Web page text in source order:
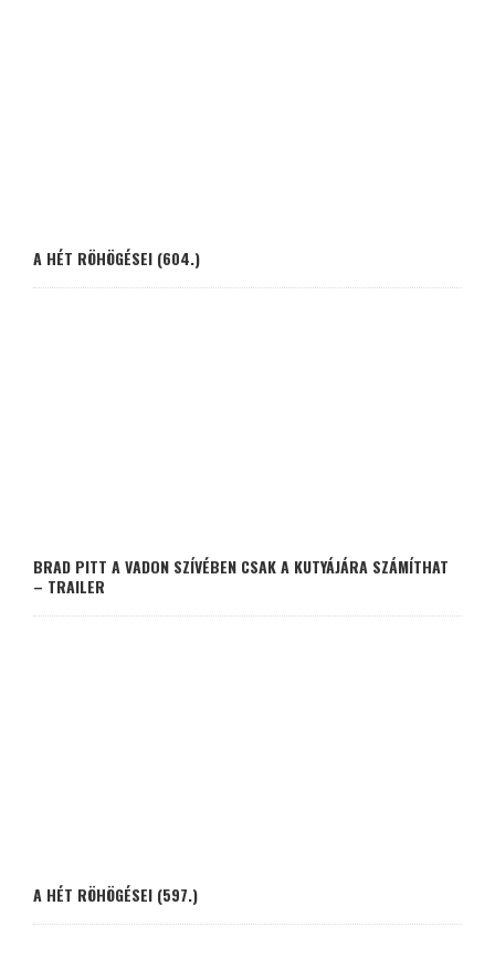
A HÉT RÖHÖGÉSEI (604.)
BRAD PITT A VADON SZÍVÉBEN CSAK A KUTYÁJÁRA SZÁMÍTHAT
– TRAILER
A HÉT RÖHÖGÉSEI (597.)